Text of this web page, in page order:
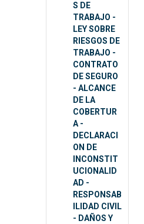
S DE
TRABAJO -
LEY SOBRE
RIESGOS DE
TRABAJO -
CONTRATO
DE SEGURO
- ALCANCE
DE LA
COBERTUR
A -
DECLARACI
ON DE
INCONSTIT
UCIONALID
AD -
RESPONSAB
ILIDAD CIVIL
- DAÑOS Y